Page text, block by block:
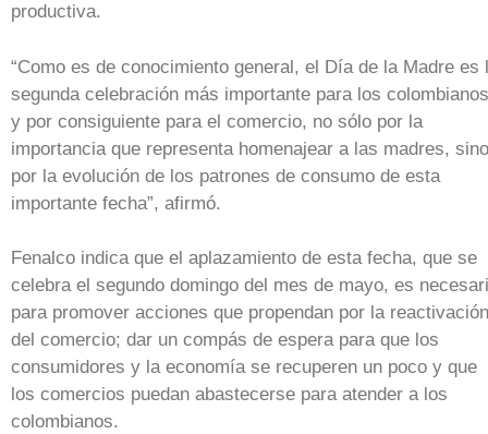
productiva.
“Como es de conocimiento general, el Día de la Madre es
segunda celebración más importante para los colombianos
y por consiguiente para el comercio, no sólo por la
importancia que representa homenajear a las madres, sino
por la evolución de los patrones de consumo de esta
importante fecha”, afirmó.
Fenalco indica que el aplazamiento de esta fecha, que se
celebra el segundo domingo del mes de mayo, es
para promover acciones que propendan por la reactivación
del comercio; dar un compás de espera para que los
consumidores y la economía se recuperen un poco y que
los comercios puedan abastecerse para atender a los
colombianos.